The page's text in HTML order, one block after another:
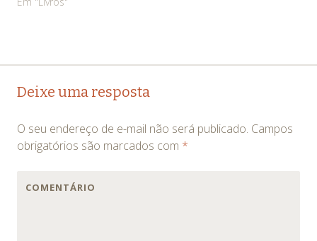
Navegação
posts
Deixe uma resposta
O seu endereço de e-mail não será publicado. Campos
obrigatórios são marcados com *
COMENTÁRIO